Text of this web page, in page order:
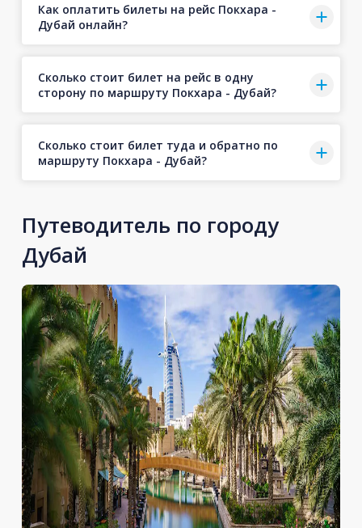
Как оплатить билеты на рейс Покхара -
Дубай онлайн?
Сколько стоит билет на рейс в одну
сторону по маршруту Покхара - Дубай?
Сколько стоит билет туда и обратно по
маршруту Покхара - Дубай?
Путеводитель по городу
Дубай